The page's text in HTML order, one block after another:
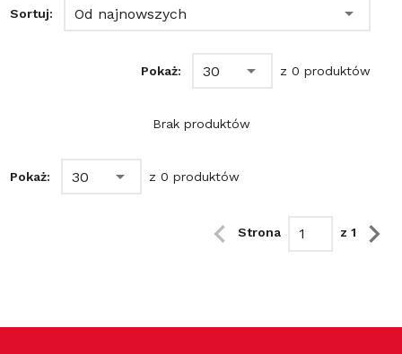
Sortuj: Od najnowszych
Pokaż: 30 z 0 produktów
Brak produktów
Pokaż: 30 z 0 produktów
Strona z 1